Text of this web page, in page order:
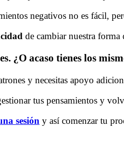
negativos no es fácil,
de cambiar nuestra
¿O acaso tienes los
y necesitas apoyo
tus pensamientos y
sesión y así comenzar tu